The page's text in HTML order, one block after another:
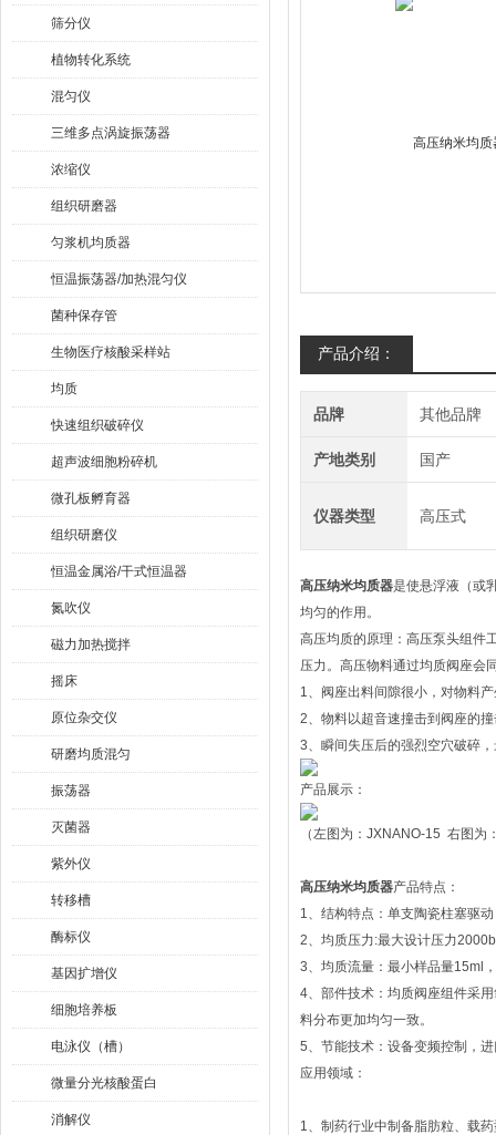
筛分仪
植物转化系统
混匀仪
三维多点涡旋振荡器
浓缩仪
组织研磨器
匀浆机均质器
恒温振荡器/加热混匀仪
菌种保存管
生物医疗核酸采样站
均质
快速组织破碎仪
超声波细胞粉碎机
微孔板孵育器
组织研磨仪
恒温金属浴/干式恒温器
氮吹仪
磁力加热搅拌
摇床
原位杂交仪
研磨均质混匀
振荡器
灭菌器
紫外仪
转移槽
酶标仪
基因扩增仪
细胞培养板
电泳仪（槽）
微量分光核酸蛋白
消解仪
产品介绍：
品牌 其他品牌
产地类别 国产
仪器类型 高压式
高压纳米均质器是使悬浮液（或
均匀的作用。
高压均质的原理：高压泵头组件
压力。高压物料通过均质阀座会
1、阀座出料间隙很小，对物料
2、物料以超音速撞击到阀座的
3、瞬间失压后的强烈空穴破碎
产品展示：
（左图为：JXNANO-15 右图为
高压纳米均质器产品特点：
1、结构特点：单支陶瓷柱塞驱
2、均质压力:最大设计压力
3、均质流量：最小样品量15ml
4、部件技术：均质阀座组件采
料分布更加均匀一致。
5、节能技术：设备变频控制，
应用领域：
1、制药行业中制备脂肪粒、载